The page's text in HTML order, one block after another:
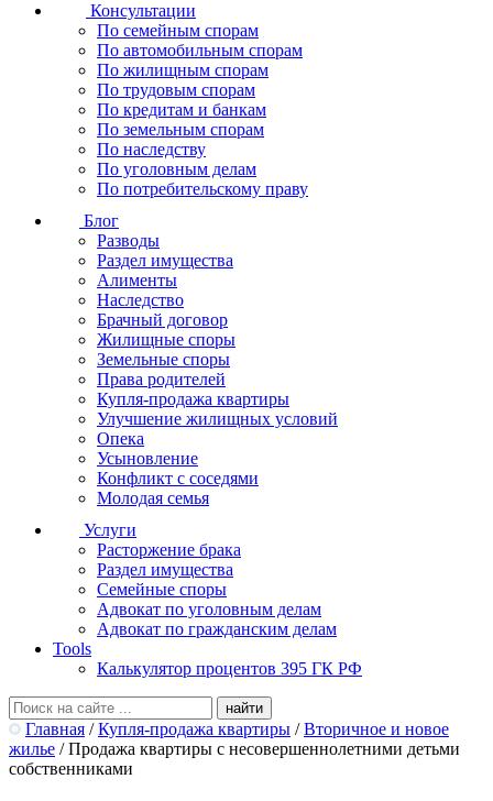
Консультации
По семейным спорам
По автомобильным спорам
По жилищным спорам
По трудовым спорам
По кредитам и банкам
По земельным спорам
По наследству
По уголовным делам
По потребительскому праву
Блог
Разводы
Раздел имущества
Алименты
Наследство
Брачный договор
Жилищные споры
Земельные споры
Права родителей
Купля-продажа квартиры
Улучшение жилищных условий
Опека
Усыновление
Конфликт с соседями
Молодая семья
Услуги
Расторжение брака
Раздел имущества
Семейные споры
Адвокат по уголовным делам
Адвокат по гражданским делам
Tools
Калькулятор процентов 395 ГК РФ
Главная / Купля-продажа квартиры / Вторичное и новое
жилье / Продажа квартиры с несовершеннолетними детьми
собственниками